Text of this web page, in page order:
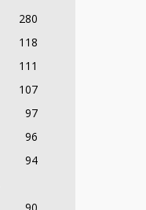
280
118
111
107
97
96
94